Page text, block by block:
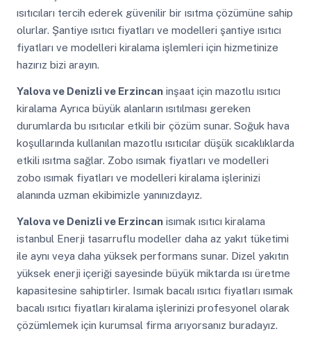
ısıtıcıları tercih ederek güvenilir bir ısıtma çözümüne sahip
olurlar. Şantiye ısıtıcı fiyatları ve modelleri şantiye ısıtıcı
fiyatları ve modelleri kiralama işlemleri için hizmetinize
hazırız bizi arayın.
Yalova ve Denizli ve Erzincaninşaat için mazotlu ısıtıcı
kiralama Ayrıca büyük alanların ısıtılması gereken
durumlarda bu ısıtıcılar etkili bir çözüm sunar. Soğuk hava
koşullarında kullanılan mazotlu ısıtıcılar düşük sıcaklıklarda
etkili ısıtma sağlar. Zobo ısımak fiyatları ve modelleri
zobo ısımak fiyatları ve modelleri kiralama işlerinizi
alanında uzman ekibimizle yanınızdayız.
Yalova ve Denizli ve Erzincanisımak ısıtıcı kiralama
istanbul Enerji tasarruflu modeller daha az yakıt tüketimi
ile aynı veya daha yüksek performans sunar. Dizel yakıtın
yüksek enerji içeriği sayesinde büyük miktarda ısı üretme
kapasitesine sahiptirler. Isımak bacalı ısıtıcı fiyatları ısımak
bacalı ısıtıcı fiyatları kiralama işlerinizi profesyonel olarak
çözümlemek için kurumsal firma arıyorsanız buradayız.